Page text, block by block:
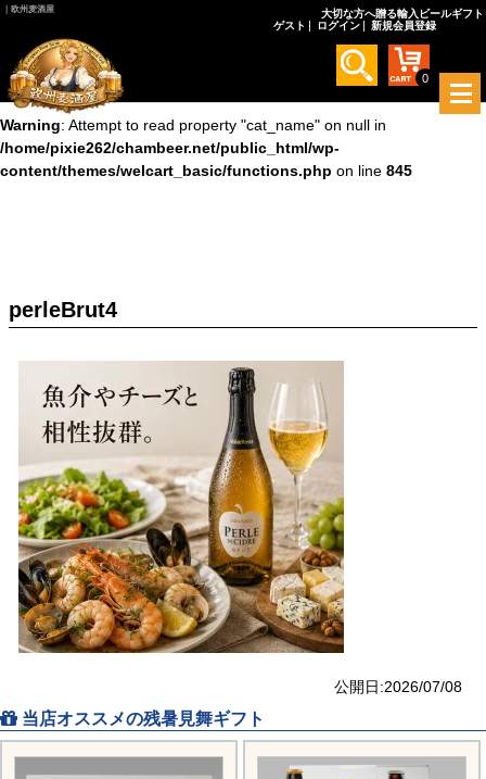
/home/pixie262/chambeer.net/public_html/wp-
content/themes/welcart_basic/functions.php
on line 845
Warning: Attempt to read property "cat_name" on null in
/home/pixie262/chambeer.net/public_html/wp-
content/themes/welcart_basic/functions.php on line 845
｜欧州麦酒屋
大切な方へ贈る輸入ビールギフト
ゲスト
ログイン 新規会員登録
0
メ
ニ
perleBrut4
公開日:2026/07/08
当店オススメの残暑見舞ギフト